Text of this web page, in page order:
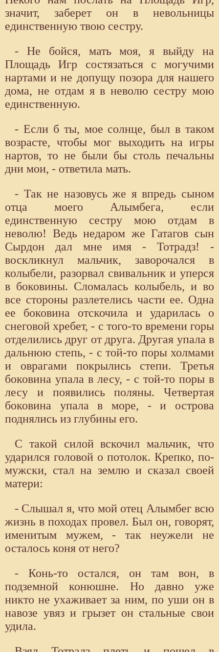
значит, заберет он в невольницы
единственную твою сестру.
- Не бойся, мать моя, я выйду на
Площадь Игр состязаться с могучими
нартами и не допущу позора для нашего
дома, не отдам я в неволю сестру мою
единственную.
- Если б ты, мое солнце, был в таком
возрасте, чтобы мог выходить на игры
нартов, то не были бы столь печальны
дни мои, - ответила мать.
- Так не назовусь же я впредь сыном
отца моего Алымбега, если
единственную сестру мою отдам в
неволю! Ведь недаром же Гатагов сын
Сырдон дал мне имя - Тотрадз! -
воскликнул мальчик, заворочался в
колыбели, разорвал свивальник и уперся
в боковины. Сломалась колыбель, и во
все стороны разлетелись части ее. Одна
ее боковина отскочила и ударилась о
снеговой хребет, - с того-то времени горы
отделились друг от друга. Другая упала в
дальнюю степь, - с той-то поры холмами
и оврагами покрылись степи. Третья
боковина упала в лесу, - с той-то поры в
лесу и появились поляны. Четвертая
боковина упала в море, - и острова
поднялись из глубины его.
С такой силой вскочил мальчик, что
ударился головой о потолок. Крепко, по-
мужски, стал на землю и сказал своей
матери:
- Слышал я, что мой отец Алымбег всю
жизнь в походах провел. Был он, говорят,
именитым мужем, - так неужели не
осталось коня от него?
- Конь-то остался, он там вон, в
подземной конюшне. Но давно уже
никто не ухаживает за ним, по уши он в
навозе увяз и грызет он стальные свои
удила.